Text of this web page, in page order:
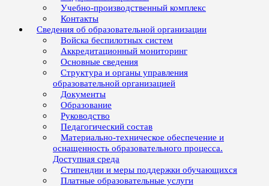
Учебно-производственный комплекс
Контакты
Сведения об образовательной организации
Войска беспилотных систем
Аккредитационный мониторинг
Основные сведения
Структура и органы управления
образовательной организацией
Документы
Образование
Руководство
Педагогический состав
Материально-техническое обеспечение и
оснащенность образовательного процесса.
Доступная среда
Стипендии и меры поддержки обучающихся
Платные образовательные услуги